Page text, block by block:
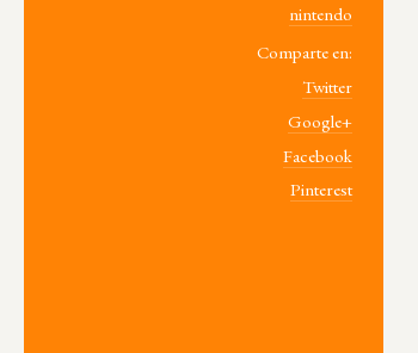
nintendo
Comparte en:
Twitter
Google+
Facebook
Pinterest